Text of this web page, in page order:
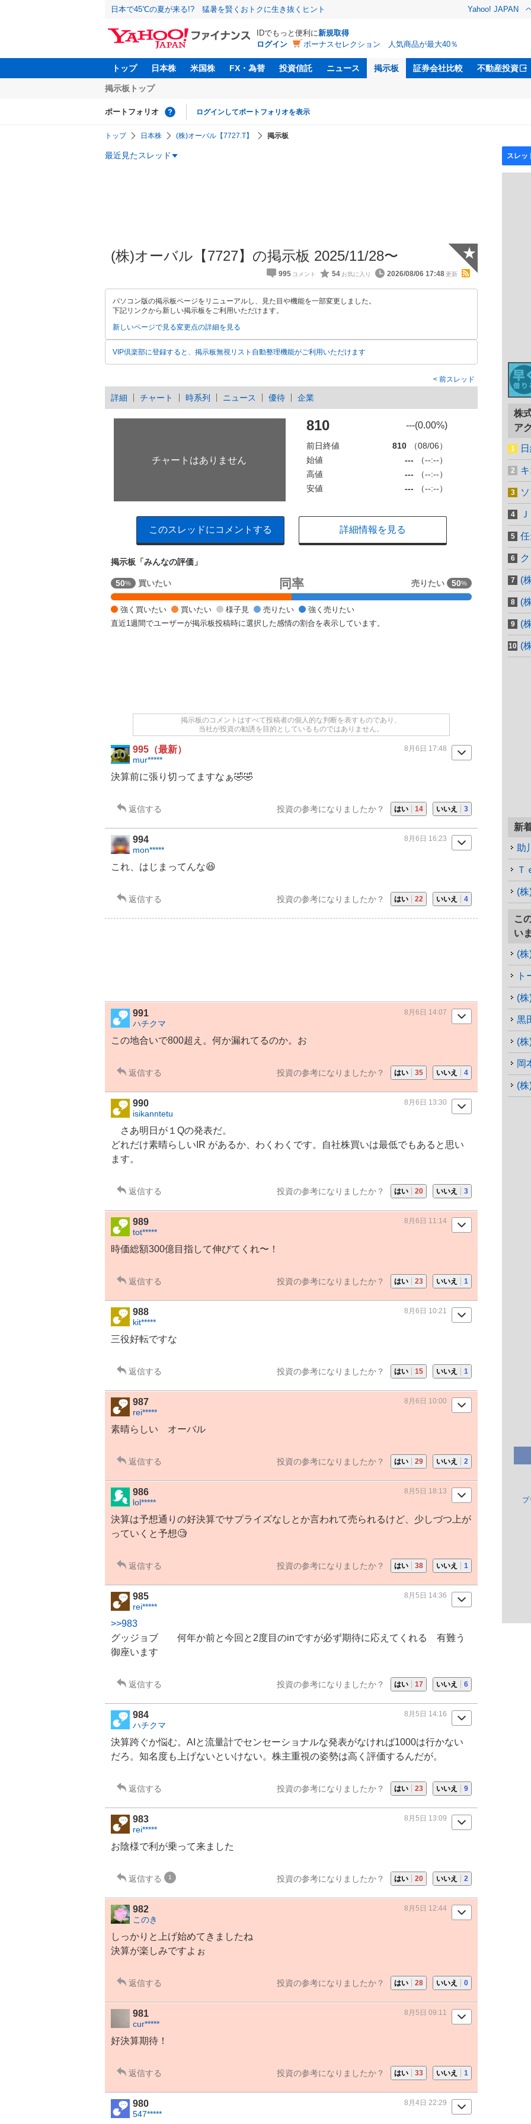
日本で45℃の夏が来る!? 猛暑を賢くおトクに生き抜くヒント Yahoo! JAPAN
IDでもっと便利に新規取得
ログイン
ボーナスセレクション 人気商品が最大40％
トップ 日本株 米国株 FX・為替 投資信託 ニュース 掲示板 証券会社比較 不動産投資
掲示板トップ
ポートフォリオ ログインしてポートフォリオを表示
トップ 日本株 (株)オーバル【7727.T】 掲示板
最近見たスレッド
(株)オーバル【7727】の掲示板 2025/11/28〜
995 54 2026/08/06 17:48
★
パソコン版の掲示板ページをリニューアルし、見た目や機能を一部変更しました。
下記リンクから新しい掲示板をご利用いただけます。
新しいページで見る変更点の詳細を見る
VIP倶楽部に登録すると、掲示板無視リスト自動整理機能がご利用いただけます
前スレッド
詳細 チャート 時系列 ニュース 優待 企業
810 ---(0.00%)
前日終値 810
（08/06）
始値
---
（--:--）
高値
---
（--:--）
安値
--- （--:--）
このスレッドにコメントする 詳細情報を見る
掲示板「みんなの評価」
強
く
買
い
た
い
5
0
%
50% 買いたい 同率 売りたい 50%
強く買いたい 買いたい 様子見 売りたい
強く売りたい
直近1週間でユーザーが掲示板投稿時に選択した感情の割合を表示しています。
掲示板のコメントはすべて投稿者の個人的な判断を表すものであり、
当社が投資の勧誘を目的としているものではありません。
995（最新）
mur*****
8月6日 17:48
決算前に張り切ってますなぁ🤣🤣
返信する 投資の参考になりましたか？ はい 14 いいえ 3
994
mon*****
8月6日 16:23
これ、はじまってんな😆
返信する 投資の参考になりましたか？ はい 22 いいえ 4
991
ハチクマ
8月6日 14:07
この地合いで800超え。何か漏れてるのか。お
返信する 投資の参考になりましたか？ はい 35 いいえ 4
990
isikanntetu
8月6日 13:30
さあ明日が１Qの発表だ。
どれだけ素晴らしい IR があるか、わくわくです。自社株買いは最低でもあると思い
ます。
返信する 投資の参考になりましたか？ はい 20 いいえ 3
989
tot*****
8月6日 11:14
時価総額300億目指して伸びてくれ〜！
返信する 投資の参考になりましたか？ はい 23 いいえ 1
988
kit*****
8月6日 10:21
三役好転ですな
返信する 投資の参考になりましたか？ はい 15 いいえ 1
987
rei*****
8月6日 10:00
素晴らしい オーバル
返信する 投資の参考になりましたか？ はい 29 いいえ 2
986
lol*****
8月5日 18:13
決算は予想通りの好決算でサプライズなしとか言われて売られるけど、少しづつ上が
っていくと予想🧐
返信する 投資の参考になりましたか？ はい 38 いいえ 1
985
rei*****
8月5日 14:36
>>983
グッジョブ 何年か前と今回と2度目のinですが必ず期待に応えてくれる 有難う
御座います
返信する 投資の参考になりましたか？ はい 17 いいえ 6
984
ハチクマ
8月5日 14:16
決算跨ぐか悩む。AIと流量計でセンセーショナルな発表がなければ1000は行かない
だろ。知名度も上げないといけない。株主重視の姿勢は高く評価するんだが。
返信する 投資の参考になりましたか？ はい 23 いいえ 9
983
rei*****
8月5日 13:09
お陰様で利が乗って来ました
返信する 1 投資の参考になりましたか？ はい 20 いいえ 2
982
このき
8月5日 12:44
しっかりと上げ始めてきましたね
決算が楽しみですよぉ
返信する 投資の参考になりましたか？ はい 28 いいえ 0
981
cur*****
8月5日 09:11
好決算期待！
返信する 投資の参考になりましたか？ はい 33 いいえ 1
980
547*****
8月4日 22:29
株
ア
(
(
(
(
新
助
Ｔ
(
こ
い
(
(
黒
(
岡
(
プ